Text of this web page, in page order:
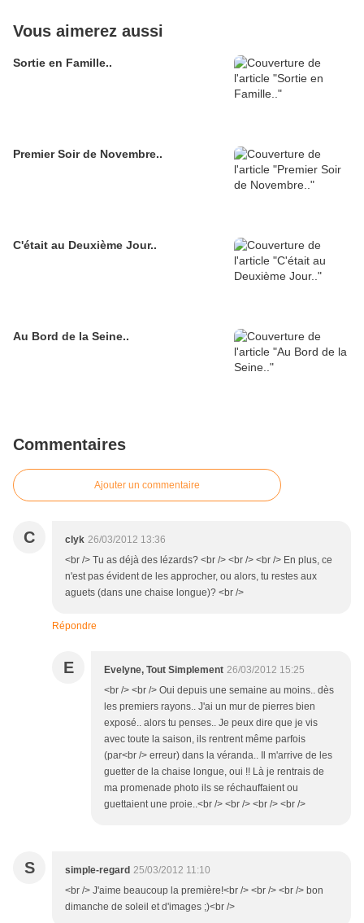
Vous aimerez aussi
Sortie en Famille..
Premier Soir de Novembre..
C'était au Deuxième Jour..
Au Bord de la Seine..
Commentaires
Ajouter un commentaire
C clyk 26/03/2012 13:36
<br /> Tu as déjà des lézards? <br /> <br /> <br /> En plus, ce
n'est pas évident de les approcher, ou alors, tu restes aux
aguets (dans une chaise longue)? <br />
Répondre
E Evelyne, Tout Simplement 26/03/2012 15:25
<br /> <br /> Oui depuis une semaine au moins.. dès
les premiers rayons.. J'ai un mur de pierres bien
exposé.. alors tu penses.. Je peux dire que je vis
avec toute la saison, ils rentrent même parfois
(par<br /> erreur) dans la véranda.. Il m'arrive de les
guetter de la chaise longue, oui !! Là je rentrais de
ma promenade photo ils se réchauffaient ou
guettaient une proie..<br /> <br /> <br /> <br />
S simple-regard 25/03/2012 11:10
<br /> J'aime beaucoup la première!<br /> <br /> <br /> bon
dimanche de soleil et d'images ;)<br />